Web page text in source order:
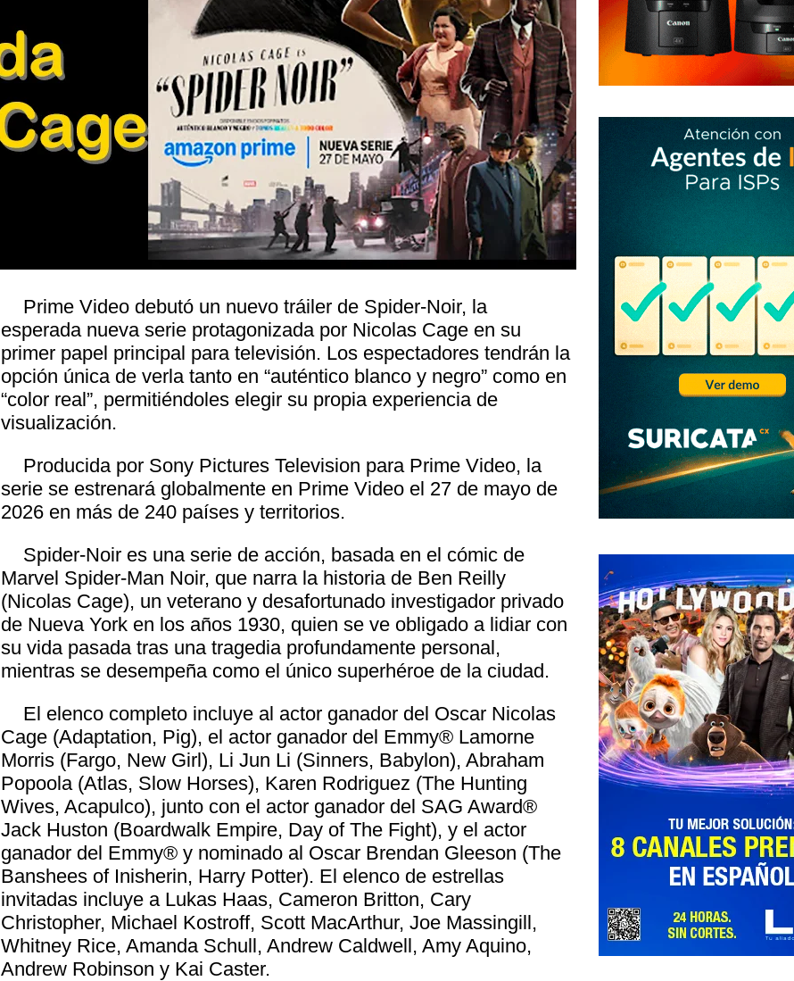
Prime Video debutó un nuevo tráiler de Spider-Noir, la
esperada nueva serie protagonizada por Nicolas Cage en su
primer papel principal para televisión. Los espectadores tendrán la
opción única de verla tanto en “auténtico blanco y negro” como en
“color real”, permitiéndoles elegir su propia experiencia de
visualización.
Producida por Sony Pictures Television para Prime Video, la
serie se estrenará globalmente en Prime Video el 27 de mayo de
2026 en más de 240 países y territorios.
Spider-Noir es una serie de acción, basada en el cómic de
Marvel Spider-Man Noir, que narra la historia de Ben Reilly
(Nicolas Cage), un veterano y desafortunado investigador privado
de Nueva York en los años 1930, quien se ve obligado a lidiar con
su vida pasada tras una tragedia profundamente personal,
mientras se desempeña como el único superhéroe de la ciudad.
El elenco completo incluye al actor ganador del Oscar Nicolas
Cage (Adaptation, Pig), el actor ganador del Emmy® Lamorne
Morris (Fargo, New Girl), Li Jun Li (Sinners, Babylon), Abraham
Popoola (Atlas, Slow Horses), Karen Rodriguez (The Hunting
Wives, Acapulco), junto con el actor ganador del SAG Award®
Jack Huston (Boardwalk Empire, Day of The Fight), y el actor
ganador del Emmy® y nominado al Oscar Brendan Gleeson (The
Banshees of Inisherin, Harry Potter). El elenco de estrellas
invitadas incluye a Lukas Haas, Cameron Britton, Cary
Christopher, Michael Kostroff, Scott MacArthur, Joe Massingill,
Whitney Rice, Amanda Schull, Andrew Caldwell, Amy Aquino,
Andrew Robinson y Kai Caster.